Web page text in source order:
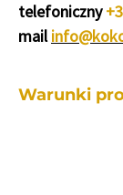
telefoniczny
mail
Warunki